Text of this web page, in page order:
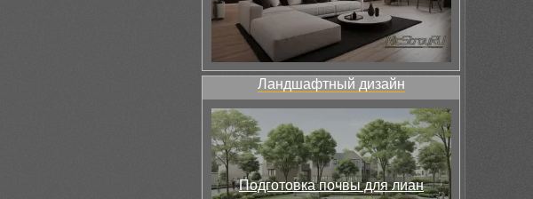
Ландшафтный дизайн
Подготовка почвы для лиан